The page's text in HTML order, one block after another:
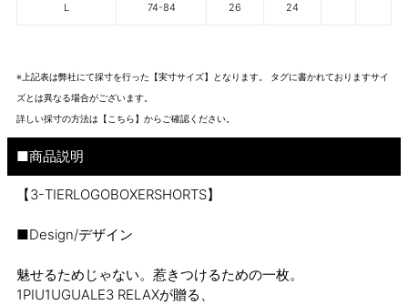
L 74-84 26 24
※上記表は弊社にて採寸を行った【実寸サイズ】となります。 タグに書かれておりますサイ
ズとは異なる場合がございます。
詳しい採寸の方法は 【こちら】から ご確認ください。
■商品説明
【3-TIERLOGOBOXERSHORTS】
■Design/デザイン
魅せるためじゃない。惹きつけるための一枚。
1PIU1UGUALE3 RELAXが贈る、